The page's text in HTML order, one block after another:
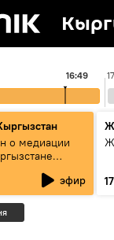
16:49
о медиации
эфир